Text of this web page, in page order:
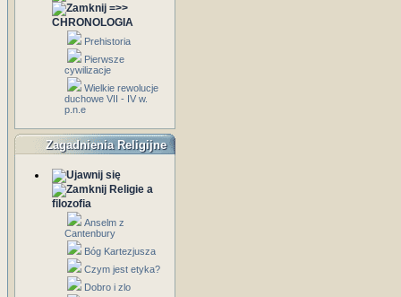
=>>
CHRONOLOGIA
Prehistoria
Pierwsze
cywilizacje
Wielkie rewolucje
duchowe VII - IV w.
p.n.e
Zagadnienia Religijne
Religie a
filozofia
Anselm z
Cantenbury
Bóg Kartezjusza
Czym jest etyka?
Dobro i zlo